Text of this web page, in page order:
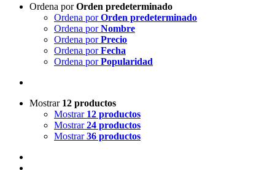
Ordena porOrden predeterminado
Ordena porOrden predeterminado
Ordena porNombre
Ordena porPrecio
Ordena porFecha
Ordena porPopularidad
Mostrar 12 productos
Mostrar 12 productos
Mostrar24 productos
Mostrar36 productos